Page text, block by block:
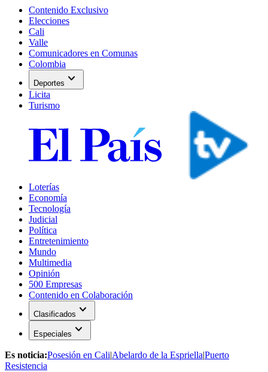
Contenido Exclusivo
Elecciones
Cali
Valle
Comunicadores en Comunas
Colombia
Deportes expand_more
Licita
Turismo
Loterías
Economía
Tecnología
Judicial
Política
Entretenimiento
Mundo
Multimedia
Opinión
500 Empresas
Contenido en Colaboración
Clasificados expand_more
Especiales expand_more
Es noticia:Posesión en Cali|Abelardo de la Espriella|Puerto
Resistencia